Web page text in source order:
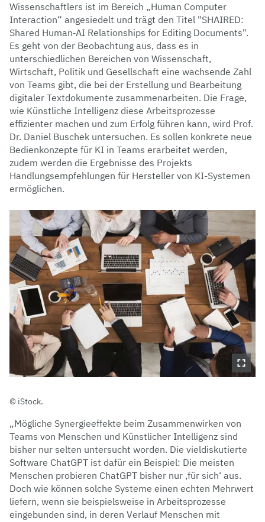
Wissenschaftlers ist im Bereich „Human Computer
Interaction“ angesiedelt und trägt den Titel "SHAIRED:
Shared Human‑AI Relationships for Editing Documents".
Es geht von der Beobachtung aus, dass es in
unterschiedlichen Bereichen von Wissenschaft,
Wirtschaft, Politik und Gesellschaft eine wachsende Zahl
von Teams gibt, die bei der Erstellung und Bearbeitung
digitaler Textdokumente zusammenarbeiten. Die Frage,
wie Künstliche Intelligenz diese Arbeitsprozesse
effizienter machen und zum Erfolg führen kann, wird Prof.
Dr. Daniel Buschek untersuchen. Es sollen konkrete neue
Bedienkonzepte für KI in Teams erarbeitet werden,
zudem werden die Ergebnisse des Projekts
Handlungsempfehlungen für Hersteller von KI-Systemen
ermöglichen.
iStock.
„Mögliche Synergieeffekte beim Zusammenwirken von
Teams von Menschen und Künstlicher Intelligenz sind
bisher nur selten untersucht worden. Die vieldiskutierte
Software ChatGPT ist dafür ein Beispiel: Die meisten
Menschen probieren ChatGPT bisher nur ‚für sich‘ aus.
Doch wie können solche Systeme einen echten Mehrwert
liefern, wenn sie beispielsweise in Arbeitsprozesse
eingebunden sind, in deren Verlauf Menschen mit